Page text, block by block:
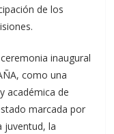
de los
inaugural
como una
académica de
marcada por
juventud, la